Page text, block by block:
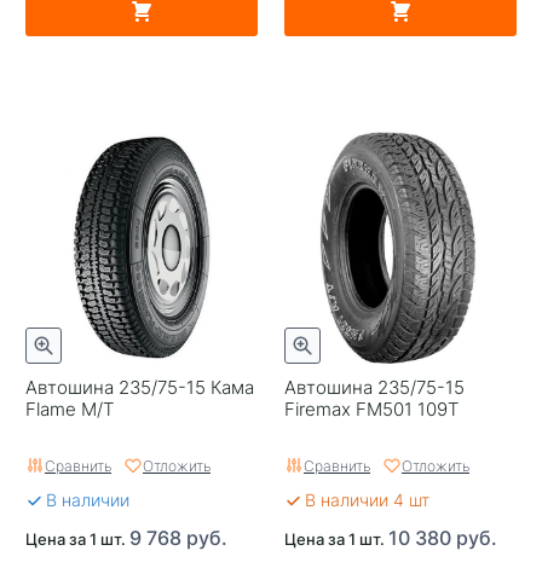
Автошина 235/75-15 Кама
Flame M/T
Сравнить Отложить
В наличии
Цена за 1 шт. 9 768 руб.
Автошина 235/75-15
Firemax FM501 109T
Сравнить Отложить
В наличии 4 шт
Цена за 1 шт. 10 380 руб.